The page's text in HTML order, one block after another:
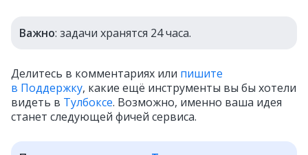
Важно: задачи хранятся 24 часа.
Делитесь в комментариях или пишите
в Поддержку, какие ещё инструменты вы бы хотели
видеть в Тулбоксе. Возможно, именно ваша идея
станет следующей фичей сервиса.